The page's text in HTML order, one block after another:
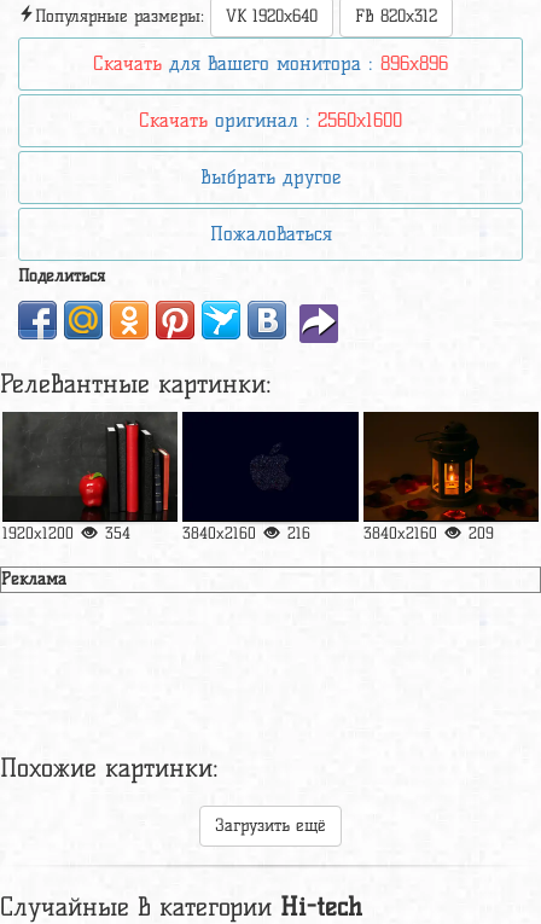
Популярные размеры:
VK 1920x640 FB 820x312
Скачать для вашего монитора : 896x896
Скачать оригинал : 2560x1600
Выбрать другое
Пожаловаться
Поделиться
Релевантные картинки:
1920x1200 354 3840x2160 216 3840x2160 209
Реклама
Похожие картинки:
Загрузить ещё
Случайные в категории Hi-tech